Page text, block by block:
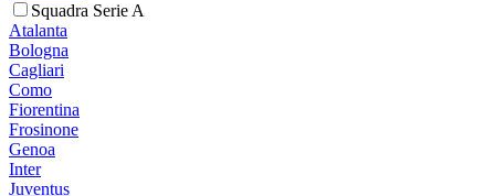
Squadra Serie A
Atalanta
Bologna
Cagliari
Como
Fiorentina
Frosinone
Genoa
Inter
Juventus